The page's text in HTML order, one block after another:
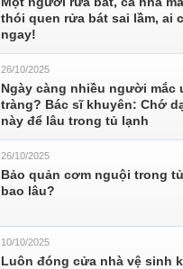
thói quen rửa bát sai lầm, ai
ngay!
26/10/2025
Ngày càng nhiều người mắc
tràng? Bác sĩ khuyên: Chớ
này để lâu trong tủ lạnh
26/10/2025
Bảo quản cơm nguội trong
bao lâu?
10/10/2025
Luôn đóng cửa nhà vệ sinh